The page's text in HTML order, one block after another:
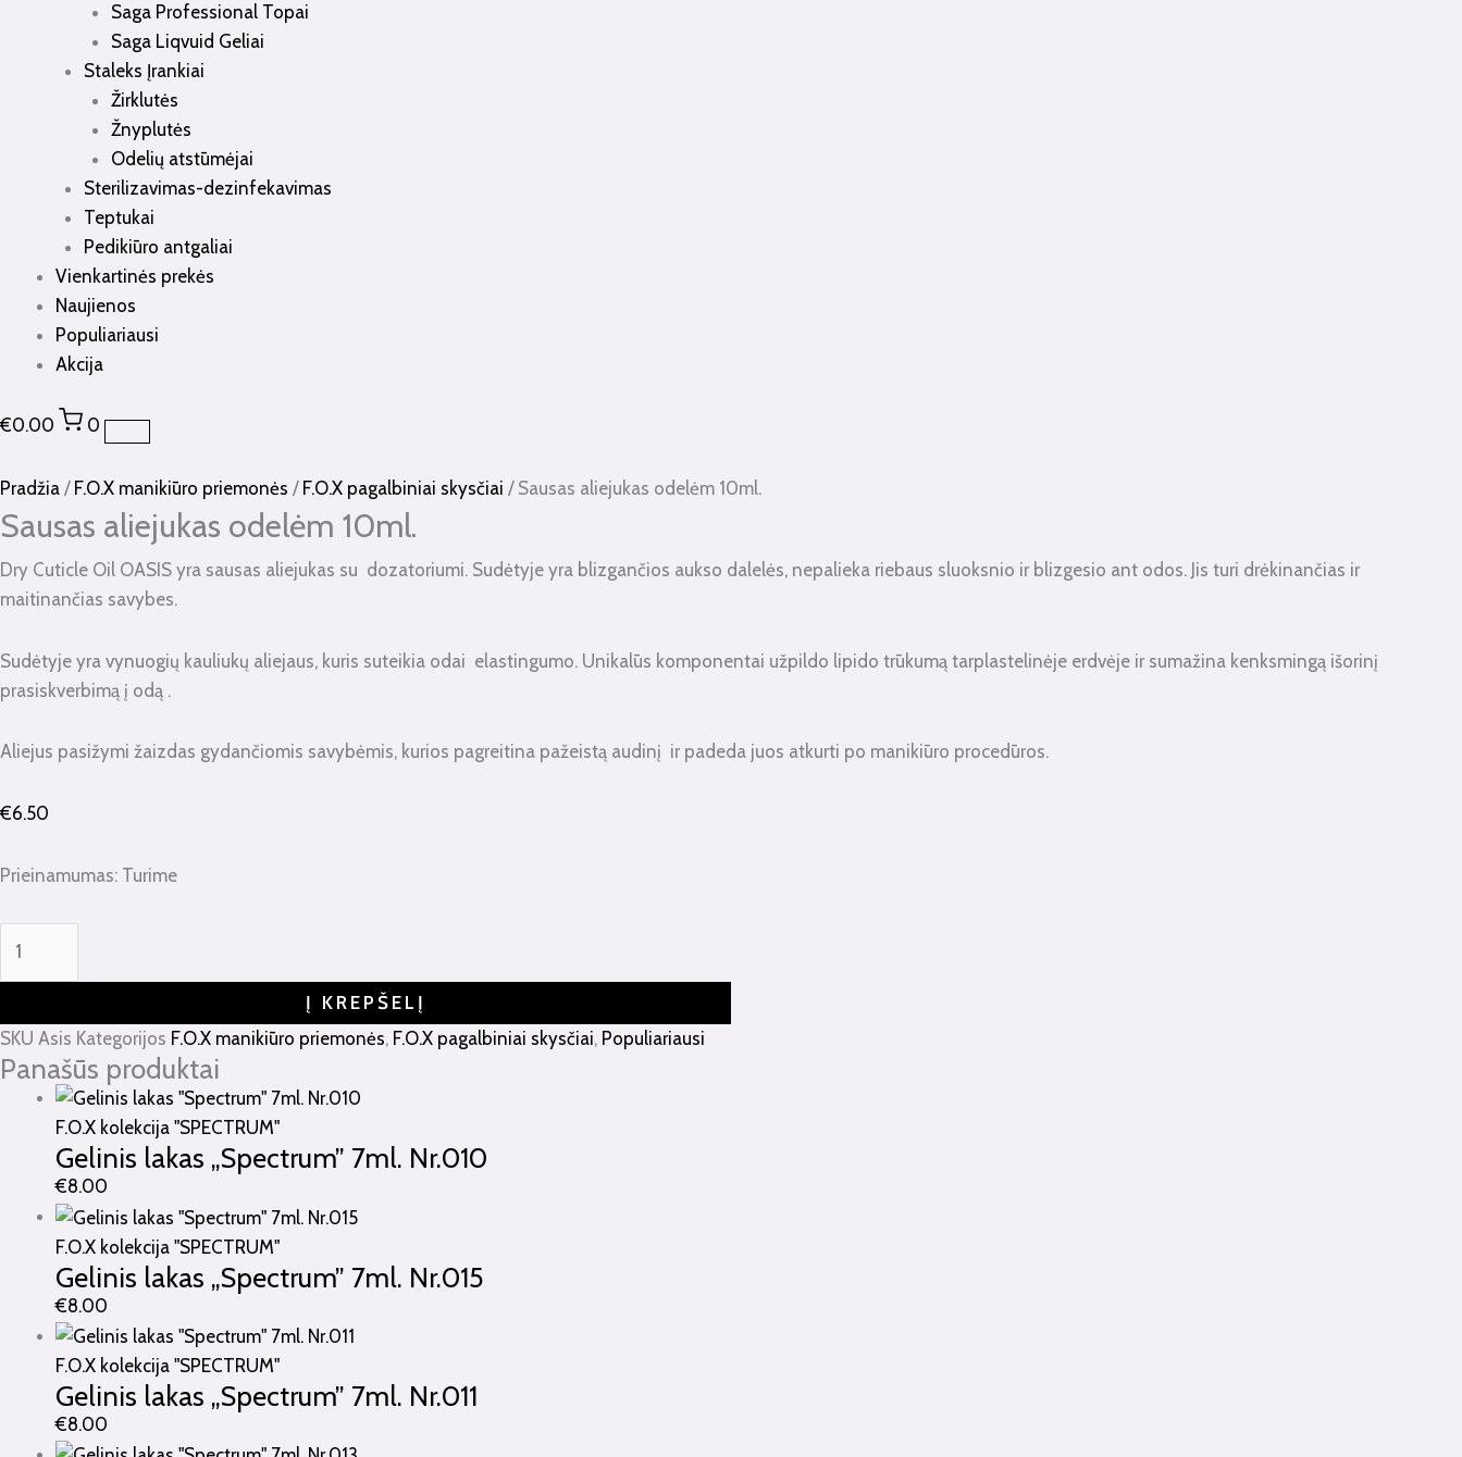
Saga Professional Topai
Saga Liqvuid Geliai
Staleks Įrankiai
Žirklutės
Žnyplutės
Odelių atstūmėjai
Sterilizavimas-dezinfekavimas
Teptukai
Pedikiūro antgaliai
Vienkartinės prekės
Naujienos
Populiariausi
Akcija
€0.00 0
Pradžia / F.O.X manikiūro priemonės / F.O.X pagalbiniai skysčiai / Sausas aliejukas odelėm 10ml.
Sausas aliejukas odelėm 10ml.
Dry Cuticle Oil OASIS yra sausas aliejukas su dozatoriumi. Sudėtyje yra blizgančios aukso dalelės, nepalieka riebaus sluoksnio ir blizgesio ant odos. Jis turi drėkinančias ir
maitinančias savybes.
Sudėtyje yra vynuogių kauliukų aliejaus, kuris suteikia odai elastingumo. Unikalūs komponentai užpildo lipido trūkumą tarplastelinėje erdvėje ir sumažina kenksmingą išorinį
prasiskverbimą į odą .
Aliejus pasižymi žaizdas gydančiomis savybėmis, kurios pagreitina pažeistą audinį ir padeda juos atkurti po manikiūro procedūros.
€6.50
Prieinamumas: Turime
kiekis:
Sausas
aliejukas
odelėm
10ml.
Į KREPŠELĮ
SKU Asis Kategorijos F.O.X manikiūro priemonės, F.O.X pagalbiniai skysčiai, Populiariausi
Panašūs produktai
F.O.X kolekcija "SPECTRUM"
Gelinis lakas „Spectrum” 7ml. Nr.010
€8.00
F.O.X kolekcija "SPECTRUM"
Gelinis lakas „Spectrum” 7ml. Nr.015
€8.00
F.O.X kolekcija "SPECTRUM"
Gelinis lakas „Spectrum” 7ml. Nr.011
€8.00